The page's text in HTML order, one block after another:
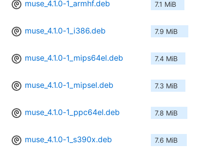
muse_4.1.0-1_armhf.deb 7.1 MiB
muse_4.1.0-1_i386.deb 7.9 MiB
muse_4.1.0-1_mips64el.deb 7.4 MiB
muse_4.1.0-1_mipsel.deb 7.3 MiB
muse_4.1.0-1_ppc64el.deb 7.8 MiB
muse_4.1.0-1_s390x.deb 7.6 MiB